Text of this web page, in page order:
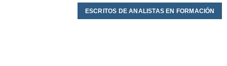
ESCRITOS DE ANALISTAS EN FORMACIÓN